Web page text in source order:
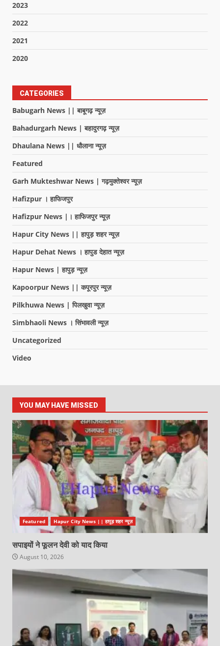
2023
2022
2021
2020
CATEGORIES
Babugarh News || बाबूगढ़ न्यूज़
Bahadurgarh News | बहादुरगढ़ न्यूज़
Dhaulana News || धौलाना न्यूज़
Featured
Garh Mukteshwar News | गढ़मुक्तेश्वर न्यूज़
Hafizpur । हाफिजपुर
Hafizpur News |। हाफिजपुर न्यूज़
Hapur City News || हापुड़ शहर न्यूज़
Hapur Dehat News । हापुड देहात न्यूज़
Hapur News | हापुड़ न्यूज़
Kapoorpur News || कपूरपुर न्यूज़
Pilkhuwa News | पिलखुवा न्यूज़
Simbhaoli News । सिंभावली न्यूज़
Uncategorized
Video
YOU MAY HAVE MISSED
Featured Hapur City News || हापुड़ शहर न्यूज़
सपाइयों ने फूलन देवी को याद किया
August 10, 2026